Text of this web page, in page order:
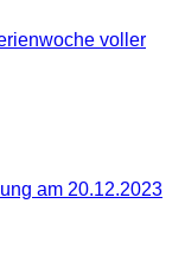
voller
am 20.12.2023